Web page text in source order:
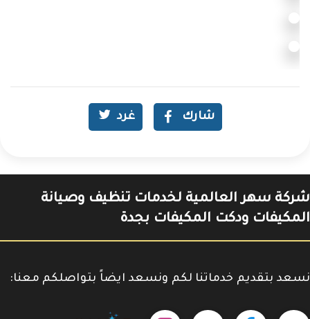
شارك غرد
شركة سهر العالمية لخدمات تنظيف وصيانة
المكيفات ودكت المكيفات بجدة
نسعد بتقديم خدماتنا لكم ونسعد ايضاً بتواصلكم معنا: